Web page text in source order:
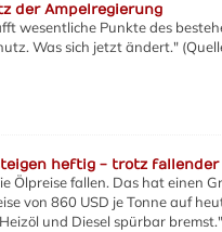
der Ampelregierung
wesentliche Punkte des
Was sich jetzt ändert."
heftig - trotz fallender
Ölpreise fallen. Das hat einen
von 860 USD je Tonne auf
und Diesel spürbar